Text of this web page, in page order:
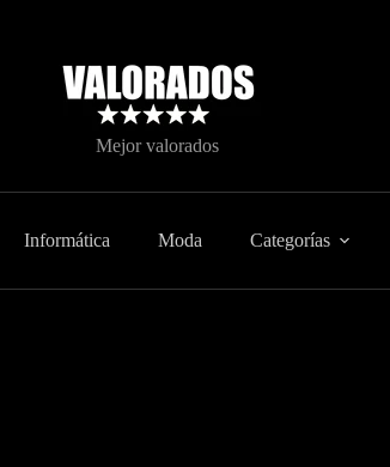
Mejor valorados
Informática Moda Categorías